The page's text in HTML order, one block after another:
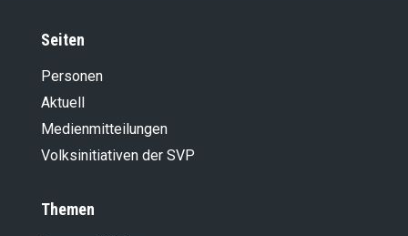
Seiten
Personen
Aktuell
Medienmitteilungen
Volksinitiativen der SVP
Themen